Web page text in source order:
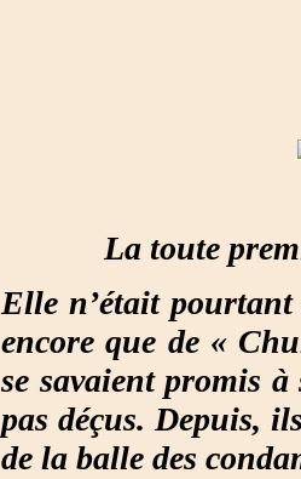
La toute
Elle n’était
encore que de «
se savaient promis
pas déçus. Depuis,
de la balle des